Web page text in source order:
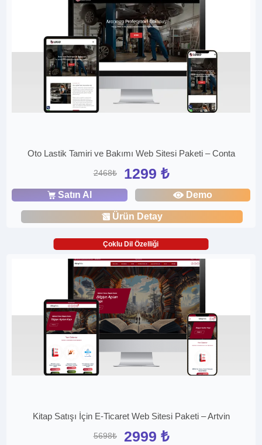
Oto Lastik Tamiri ve Bakımı Web Sitesi Paketi – Conta
2468₺ 1299 ₺
Satın Al Demo
Ürün Detay
Çoklu Dil Özelliği
Kitap Satışı İçin E-Ticaret Web Sitesi Paketi – Artvin
5698₺ 2999 ₺